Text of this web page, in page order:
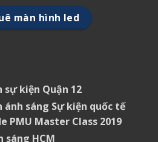
màn hình led
kiện Quận 12
sáng Sự kiện quốc tế
PMU Master Class 2019
sáng HCM